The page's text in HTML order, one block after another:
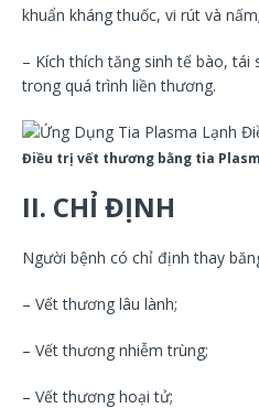
khuẩn kháng thuốc, vi rút và nấm;
– Kích thích tăng sinh tế bào,
trong quá trình liền thương.
Điều trị vết thương bằng tia
II. CHỈ ĐỊNH
Người bệnh có chỉ định thay
– Vết thương lâu lành;
– Vết thương nhiễm trùng;
– Vết thương hoại tử;